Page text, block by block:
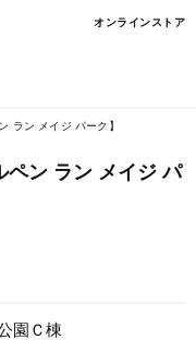
オンラインストア
ラン メイジ パーク】
ン ラン メイジ パ
園Ｃ棟